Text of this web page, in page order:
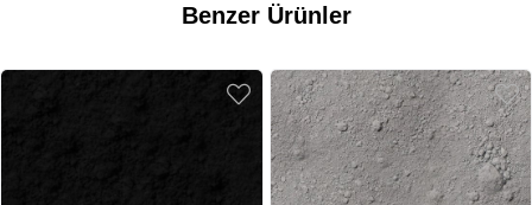
Benzer Ürünler